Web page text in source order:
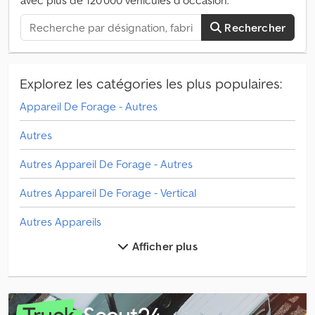
Cedpjyq Nhwjfx Akqerf ✔ Options de paiement sûres et flexibles
🔄 Vous recherchez d’autres équipements ? Nous proposons des
outils et ressources utiles pour tous les propriétaires et
opérateurs – facilement accessibles sur notre plateforme.
Rechercher
Explorez les catégories les plus populaires:
Appareil De Forage - Autres
Autres
Autres Appareil De Forage - Autres
Autres Appareil De Forage - Vertical
Autres Appareils
Autres Equipement D&Apos;Arrosage
Autres Machine De Récolte
Autres Machine De Travail Du Sol
Afficher plus